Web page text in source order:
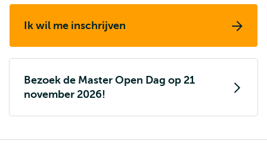
Ik wil me inschrijven
Bezoek de Master Open Dag op 21
november 2026!